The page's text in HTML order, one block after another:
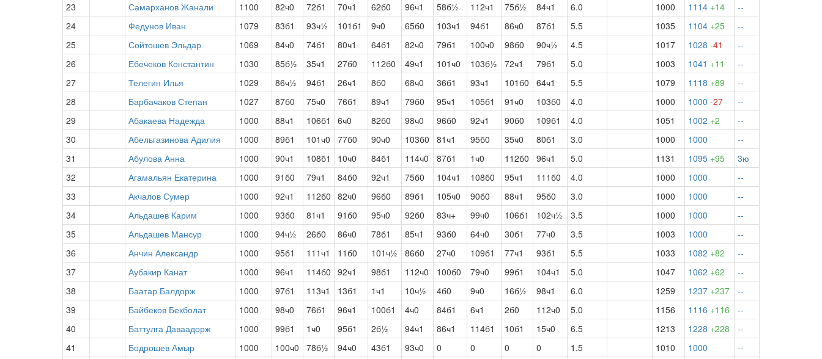
23
Самарханов Жанали 1100 82ч0 72б1 70ч1 62б0 96ч1 58б½ 112ч1 75б½ 84ч1 6.0 1000 1114 +14
--
24
Федунов Иван 1079 83б1 93ч½ 101б1 9ч0 65б0 103ч1 94б1 86ч0 87б1 5.5 1035 1104 +25
--
25
Сойтошев Эльдар 1069 84ч0 74б1 80ч1 64б1 82ч0 79б1 100ч0 98б0 90ч½ 4.5 1017 1028 -41
--
26
Ебечеков Константин 1030 85б½ 35ч1 27б0 112б0 49ч1 101ч0 103б½ 72ч1 79б1 5.0 1003 1041 +11
--
27
Телегин Илья 1029 86ч½ 94б1 26ч1 8б0 68ч0 36б1 93ч1 101б0 64ч1 5.5 1079 1118 +89
--
28
Барбачаков Степан 1027 87б0 75ч0 76б1 89ч1 79б0 95ч1 105б1 91ч0 103б0 4.0 1000 1000 -27
--
29
Абакаева Надежда 1000 88ч1 106б1 6ч0 82б0 98ч0 96б0 92ч1 90б0 109б1 4.0 1051 1002 +2
--
30
Абельгазинова Адилия 1000 89б1 101ч0 77б0 90ч0 103б0 81ч1 95б0 35ч0 80б1 3.0 1000 1000
--
31
Абулова Анна 1000 90ч1 108б1 10ч0 84б1 114ч0 87б1 1ч0 112б0 96ч1 5.0 1131 1095 +95
3ю
32
Агамальян Екатерина 1000 91б0 79ч1 84б0 92ч1 75б0 104ч1 108б0 95ч1 111б0 4.0 1000 1000
--
33
Акчалов Сумер 1000 92ч1 112б0 82ч0 96б0 89б1 105ч0 90б0 88ч1 95б0 3.0 1000 1000
--
34
Альдашев Карим 1000 93б0 81ч1 91б0 95ч0 92б0 83ч+ 99ч0 106б1 102ч½ 3.5 1000 1000
--
35
Альдашев Мансур 1000 94ч½ 26б0 86ч0 78б1 85ч1 93б0 64ч0 30б1 77ч0 3.5 1003 1000
--
36
Анчин Александр 1000 95б1 111ч1 11б0 101ч½ 86б0 27ч0 109б1 77ч1 93б1 5.5 1033 1082 +82
--
37
Аубакир Канат 1000 96ч1 114б0 92ч1 98б1 112ч0 100б0 79ч0 99б1 104ч1 5.0 1047 1062 +62
--
38
Баатар Балдорж 1000 97б1 113ч1 13б1 1ч1 10ч½ 4б0 9ч0 16б½ 98ч1 6.0 1259 1237 +237
--
39
Байбеков Бекболат 1000 98ч0 76б1 96ч1 100б1 4ч0 84б1 6ч1 2б0 112ч0 5.0 1156 1116 +116
--
40
Баттулга Даваадорж 1000 99б1 1ч0 95б1 2б½ 94ч1 86ч1 114б1 10б1 15ч0 6.5 1213 1228 +228
--
41
Бодрошев Амыр 1000 100ч0 78б½ 94ч0 43б1 93ч0 0 0 0 0 1.5 1010 1000
--